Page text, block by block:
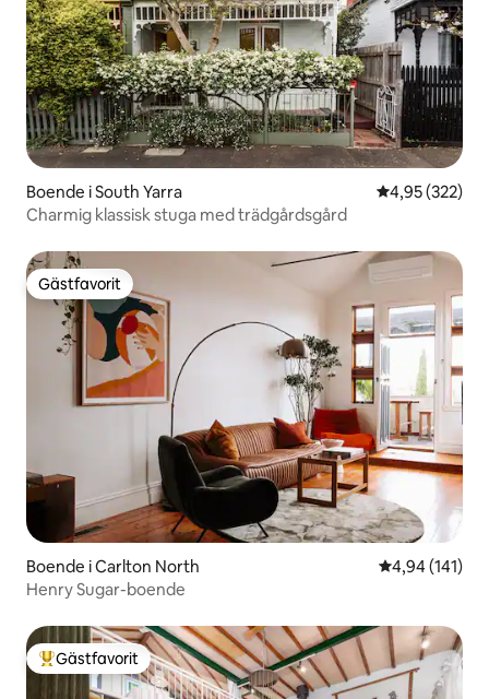
Boende i South Yarra 4,95 av 5 i
4,95 (322)
Charmig klassisk stuga med trädgårdsgård
Gästfavorit
Gästfavorit
Boende i Carlton North 4,94 av 5 i
4,94 (141)
Henry Sugar-boende
Populär gästfavorit
Gästfavorit